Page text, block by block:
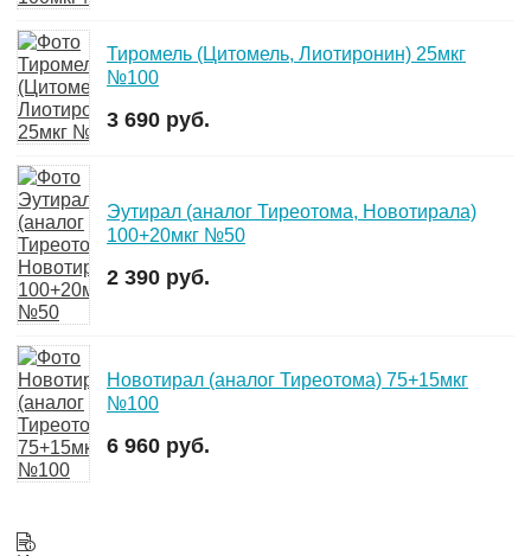
Тиромель (Цитомель, Лиотиронин) 25мкг
№100
3 690 руб.
Эутирал (аналог Тиреотома, Новотирала)
100+20мкг №50
2 390 руб.
Новотирал (аналог Тиреотома) 75+15мкг
№100
6 960 руб.